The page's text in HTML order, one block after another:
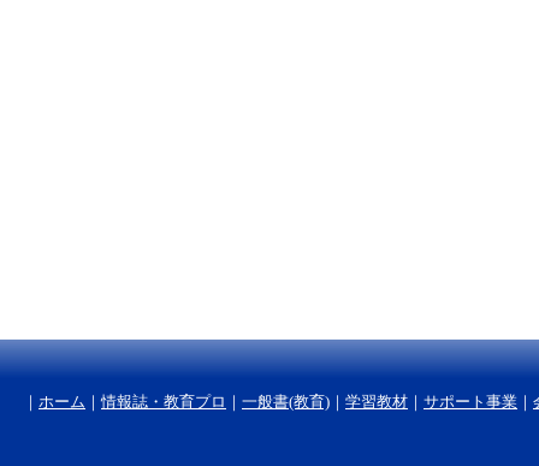
｜ ホーム ｜情報誌・教育プロ ｜ 一般書(教育) ｜ 学習教材 ｜ サポート事業 ｜